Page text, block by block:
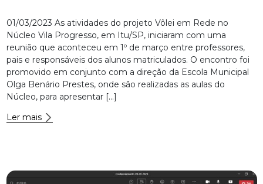
01/03/2023 As atividades do projeto Vôlei em Rede no
Núcleo Vila Progresso, em Itu/SP, iniciaram com uma
reunião que aconteceu em 1º de março entre professores,
pais e responsáveis dos alunos matriculados. O encontro foi
promovido em conjunto com a direção da Escola Municipal
Olga Benário Prestes, onde são realizadas as aulas do
Núcleo, para apresentar […]
Ler mais